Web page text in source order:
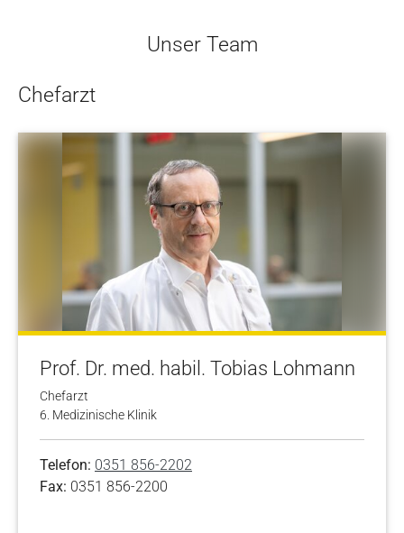
Unser Team
Chefarzt
Prof. Dr. med. habil. Tobias Lohmann
Chefarzt
6. Medizinische Klinik
Telefon: 0351 856-2202
Fax: 0351 856-2200